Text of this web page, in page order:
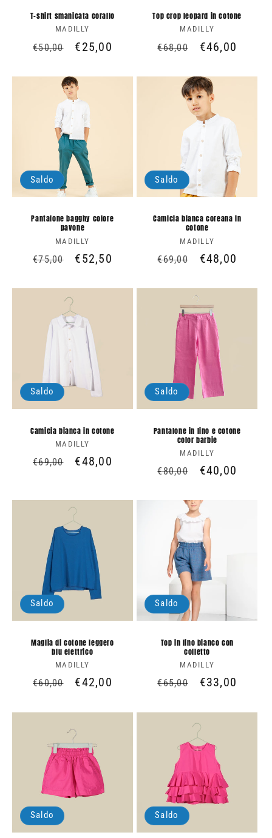
T-shirt smanicata corallo
Produttore:
MADILLY
Prezzo
listino
€50,00
Prezzo
€25,00
Top crop leopard in cotone
Produttore:
MADILLY
Prezzo
listino
€68,00
Prezzo
€46,00
Saldo
Pantalone bagghy colore
pavone
Produttore:
MADILLY
Prezzo
listino
€75,00
Prezzo
€52,50
Saldo
Camicia bianca coreana in
cotone
Produttore:
MADILLY
Prezzo
listino
€69,00
Prezzo
€48,00
Saldo
Camicia bianca in cotone
Produttore:
MADILLY
Prezzo
€69,00
Prezzo
€48,00
Saldo
Pantalone in lino e cotone
color barbie
Produttore:
MADILLY
Prezzo
listino
€80,00
Prezzo
€40,00
Saldo
Maglia di cotone leggero
blu elettrico
Produttore:
MADILLY
Prezzo
listino
€60,00
Prezzo
€42,00
Saldo
Top in lino bianco con
colletto
Produttore:
MADILLY
Prezzo
listino
€65,00
Prezzo
€33,00
Saldo Saldo